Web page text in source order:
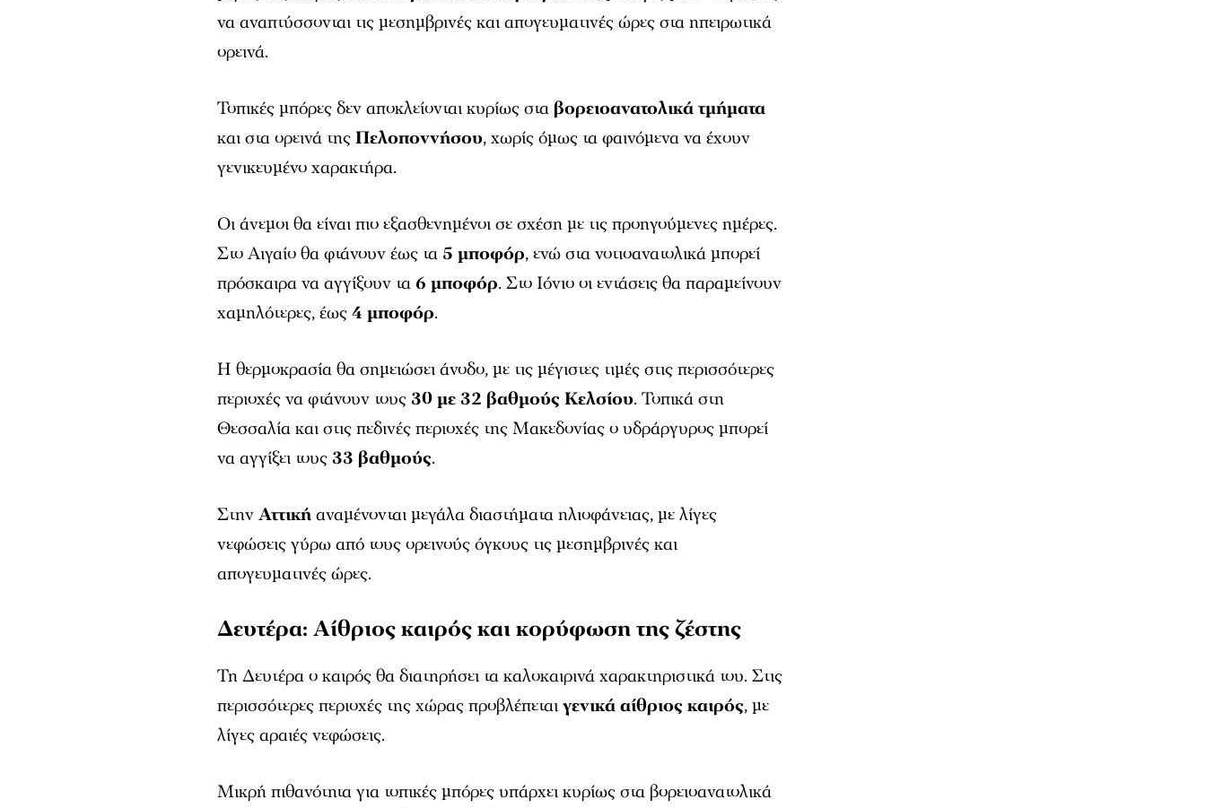
να αναπτύσσονται τις μεσημβρινές και απογευματινές ώρες στα ηπειρωτικά
ορεινά.
Τοπικές μπόρες δεν αποκλείονται κυρίως σταβορειοανατολικά τμήματα
και στα ορεινά τηςΠελοποννήσου, χωρίς όμως τα φαινόμενα να έχουν
γενικευμένο χαρακτήρα.
Οι άνεμοι θα είναι πιο εξασθενημένοι σε σχέση με τις προηγούμενες ημέρες.
Στο Αιγαίο θα φτάνουν έως τα 5 μποφόρ, ενώ στα νοτιοανατολικά μπορεί
πρόσκαιρα να αγγίξουν τα 6 μποφόρ. Στο Ιόνιο οι εντάσεις θα παραμείνουν
χαμηλότερες, έως4 μποφόρ.
Η θερμοκρασία θα σημειώσει άνοδο, με τις μέγιστες τιμές στις περισσότερες
περιοχές να φτάνουν τους30 με 32 βαθμούς Κελσίου. Τοπικά στη
Θεσσαλία και στις πεδινές περιοχές της Μακεδονίας ο υδράργυρος μπορεί
να αγγίξει τους33 βαθμούς.
ΣτηνΑττικήαναμένονται μεγάλα διαστήματα ηλιοφάνειας, με λίγες
νεφώσεις γύρω από τους ορεινούς όγκους τις μεσημβρινές και
απογευματινές ώρες.
Δευτέρα: Αίθριος καιρός και κορύφωση της ζέστης
Τη Δευτέρα ο καιρός θα διατηρήσει τα καλοκαιρινά χαρακτηριστικά του. Στις
περισσότερες περιοχές της χώρας προβλέπεταιγενικά αίθριος καιρός, με
λίγες αραιές νεφώσεις.
Μικρή πιθανότητα για τοπικές μπόρες υπάρχει κυρίως στα βορειοανατολικά